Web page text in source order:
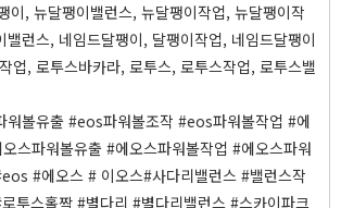
, 뉴달팽이밸런스, 뉴달팽이작업, 뉴달팽이작
밸런스, 네임드달팽이, 달팽이작업, 네임드달팽이
업, 로투스바카라, 로투스, 로투스작업, 로투스밸
볼유출 #eos파워볼조작 #eos파워볼작업 #에
스파워볼유출 #에오스파워볼작업 #에오스파워
#에오스 # 이오스#사다리밸런스 #밸런스작
투스홀짝 #별다리 #별다리밸런스 #스카이파크